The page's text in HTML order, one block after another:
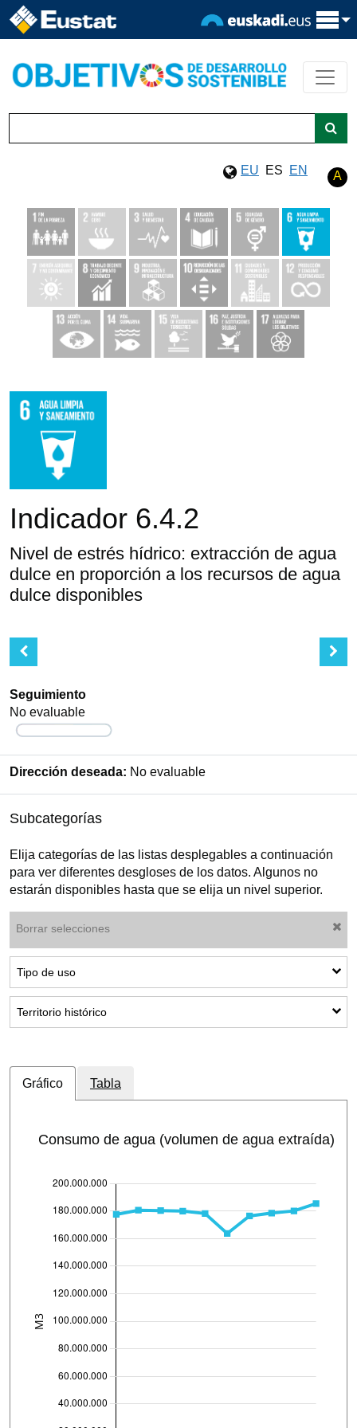
EU ES EN A
Indicador 6.4.2
Nivel de estrés hídrico: extracción de agua
dulce en proporción a los recursos de agua
dulce disponibles
Seguimiento
No evaluable
Dirección deseada: No evaluable
Subcategorías
Elija categorías de las listas desplegables a continuación
para ver diferentes desgloses de los datos. Algunos no
estarán disponibles hasta que se elija un nivel superior.
Borrar selecciones
Tipo de usoMostrar subcategorías: Tipo de uso
Territorio históricoMostrar subcategorías: Territorio histórico
Gráfico Tabla
Consumo de agua (volumen de agua extraída)